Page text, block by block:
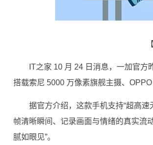
IT之家 10 月 24 日消息，一加官方
搭载索尼 5000 万像素旗舰主摄、OPPO
据官方介绍，这款手机支持“超高速
帧清晰瞬间、记录画面与情绪的真实流
腻如眼见”。